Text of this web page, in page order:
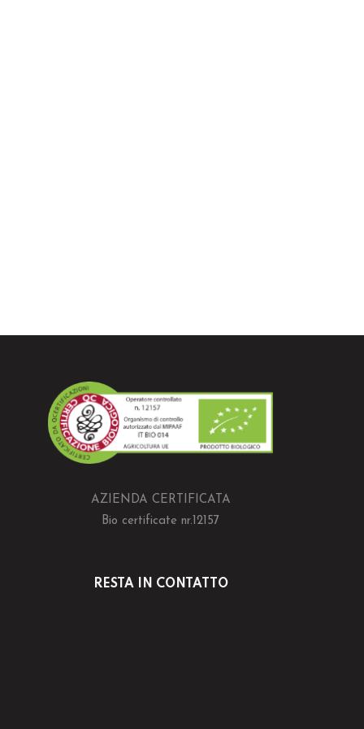
AZIENDA CERTIFICATA
Bio certificate nr.12157
RESTA IN CONTATTO